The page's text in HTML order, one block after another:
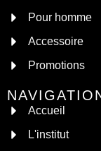
Pour homme
Accessoire
Promotions
Accueil
L'institut